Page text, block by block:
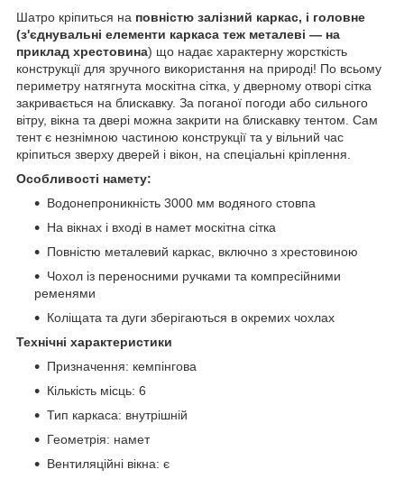
Шатро кріпиться на повністю залізний каркас, і головне
(з'єднувальні елементи каркаса теж металеві — на
приклад хрестовина) що надає характерну жорсткість
конструкції для зручного використання на природі! По всьому
периметру натягнута москітна сітка, у дверному отворі сітка
закривається на блискавку. За поганої погоди або сильного
вітру, вікна та двері можна закрити на блискавку тентом. Сам
тент є незнімною частиною конструкції та у вільний час
кріпиться зверху дверей і вікон, на спеціальні кріплення.
Особливості намету:
Водонепроникність 3000 мм водяного стовпа
На вікнах і вході в намет москітна сітка
Повністю металевий каркас, включно з хрестовиною
Чохол із переносними ручками та компресійними
ременями
Коліщата та дуги зберігаються в окремих чохлах
Технічні характеристики
Призначення: кемпінгова
Кількість місць: 6
Тип каркаса: внутрішній
Геометрія: намет
Вентиляційні вікна: є